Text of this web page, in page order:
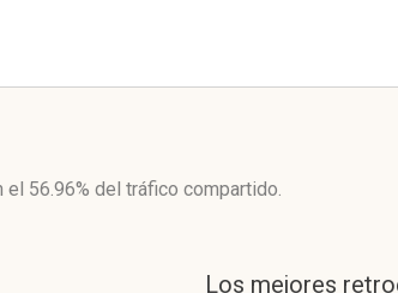
el 56.96% del tráfico compartido.
Los mejores